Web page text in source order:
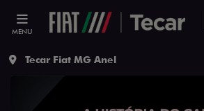
MENU
Tecar Fiat MG Anel